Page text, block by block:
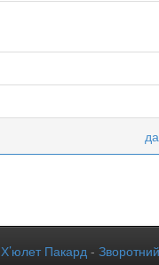
Х’юлет Пакард -